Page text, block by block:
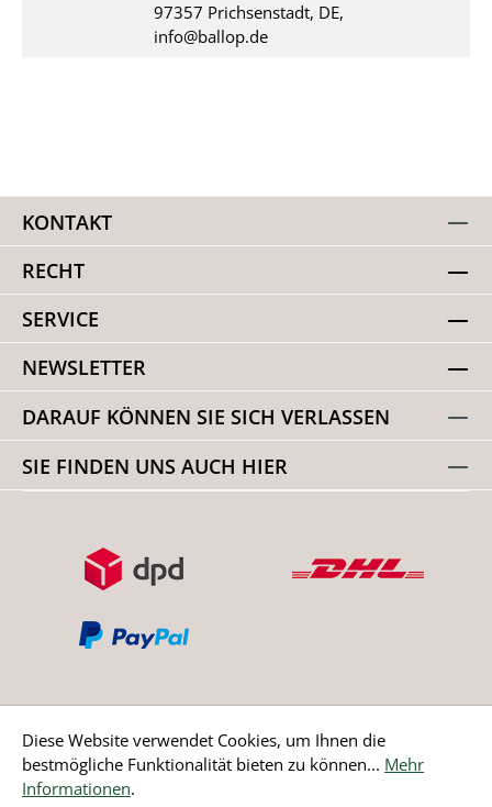
97357 Prichsenstadt, DE,
info@ballop.de
KONTAKT
RECHT
SERVICE
NEWSLETTER
DARAUF KÖNNEN SIE SICH VERLASSEN
SIE FINDEN UNS AUCH HIER
Bestellung widerrufen
Diese Website verwendet Cookies, um Ihnen die
bestmögliche Funktionalität bieten zu können... Mehr
Informationen.